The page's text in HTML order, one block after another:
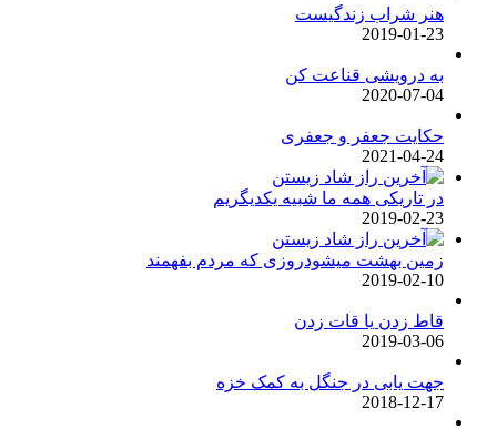
هنر شراب زندگیست
2019-01-23
به درویشی قناعت کن
2020-07-04
حکایت جعفر و جعفری
2021-04-24
در تاریکی همه ما شبیه یکدیگریم
2019-02-23
زمین بهشت میشودروزی که مردم بفهمند
2019-02-10
قاط زدن یا قات زدن
2019-03-06
جهت یابی در جنگل به کمک خزه
2018-12-17